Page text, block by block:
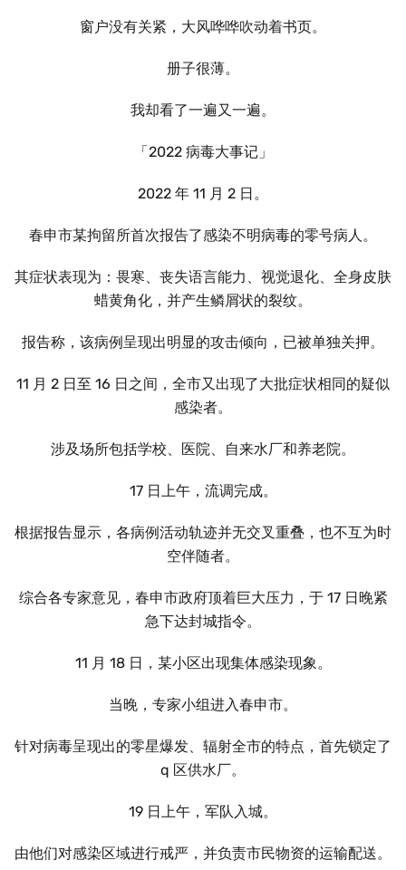
窗户没有关紧，大风哗哗吹动着书页。
册子很薄。
我却看了一遍又一遍。
「2022 病毒大事记」
2022 年 11 月 2 日。
春申市某拘留所首次报告了感染不明病毒的零号病人。
其症状表现为：畏寒、丧失语言能力、视觉退化、全身皮肤
蜡黄角化，并产生鳞屑状的裂纹。
报告称，该病例呈现出明显的攻击倾向，已被单独关押。
11 月 2 日至 16 日之间，全市又出现了大批症状相同的疑似
感染者。
涉及场所包括学校、医院、自来水厂和养老院。
17 日上午，流调完成。
根据报告显示，各病例活动轨迹并无交叉重叠，也不互为时
空伴随者。
综合各专家意见，春申市政府顶着巨大压力，于 17 日晚紧
急下达封城指令。
11 月 18 日，某小区出现集体感染现象。
当晚，专家小组进入春申市。
针对病毒呈现出的零星爆发、辐射全市的特点，首先锁定了
q 区供水厂。
19 日上午，军队入城。
由他们对感染区域进行戒严，并负责市民物资的运输配送。